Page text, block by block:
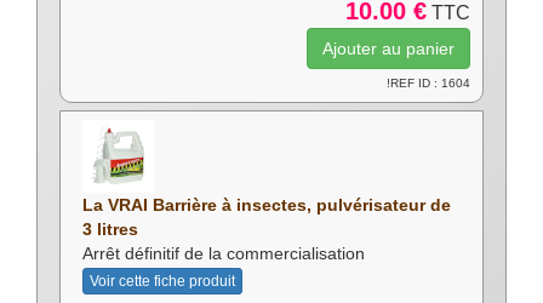
10.00 € TTC
!REF ID : 1604
La VRAI Barrière à insectes, pulvérisateur de
3 litres
Arrêt définitif de la commercialisation
Voir cette fiche produit